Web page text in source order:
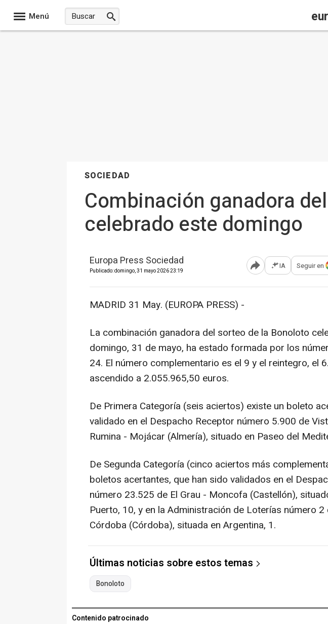
Menú
SOCIEDAD
Combinación ganadora
celebrado este domingo
Europa Press Sociedad
Publicado: domingo, 31 mayo 2026 23:19 Abrir opciones para
IA Seguir en
MADRID 31 May. (EUROPA PRESS) -
La combinación ganadora del sorteo de la Bonoloto
domingo, 31 de mayo, ha estado formada por los
24. El número complementario es el 9 y el reintegro, el
ascendido a 2.055.965,50 euros.
De Primera Categoría (seis aciertos) existe un boleto
validado en el Despacho Receptor número 5.900 de
Rumina - Mojácar (Almería), situado en Paseo del
De Segunda Categoría (cinco aciertos más
boletos acertantes, que han sido validados en el
número 23.525 de El Grau - Moncofa (Castellón),
Puerto, 10, y en la Administración de Loterías número
Córdoba (Córdoba), situada en Argentina, 1.
Últimas noticias sobre estos temas
Bonoloto
Contenido patrocinado